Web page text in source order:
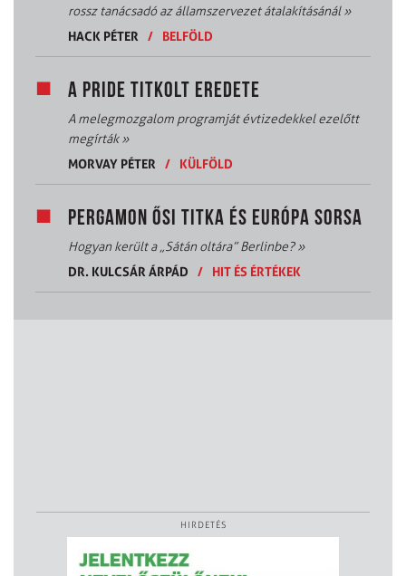
rossz tanácsadó az államszervezet átalakításánál»
HACK PÉTER
/ BELFÖLD
A PRIDE TITKOLT EREDETE
A melegmozgalom programját évtizedekkel ezelőtt
megírták»
MORVAY PÉTER
/ KÜLFÖLD
PERGAMON ŐSI TITKA ÉS EURÓPA SORSA
Hogyan került a „Sátán oltára” Berlinbe?»
DR. KULCSÁR ÁRPÁD
/ HIT ÉS ÉRTÉKEK
HIRDETÉS